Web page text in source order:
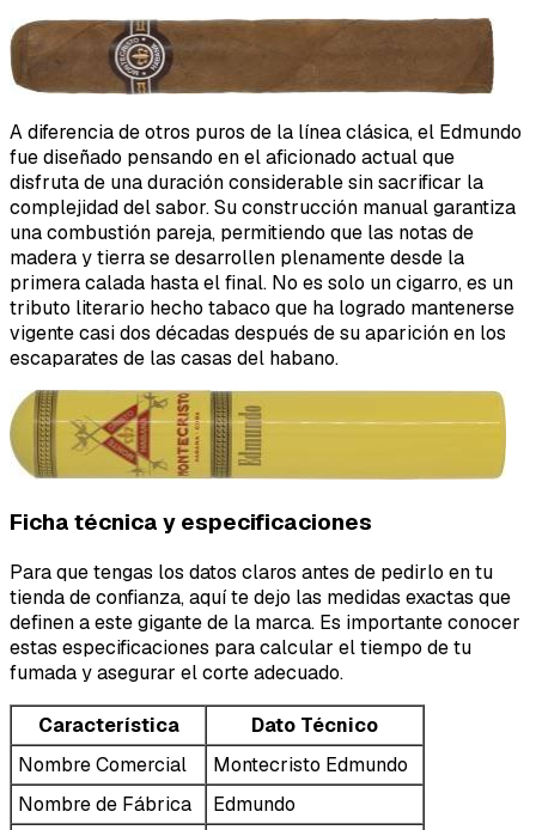
A diferencia de otros puros de la línea clásica, el Edmundo
fue diseñado pensando en el aficionado actual que
disfruta de una duración considerable sin sacrificar la
complejidad del sabor. Su construcción manual garantiza
una combustión pareja, permitiendo que las notas de
madera y tierra se desarrollen plenamente desde la
primera calada hasta el final. No es solo un cigarro, es un
tributo literario hecho tabaco que ha logrado mantenerse
vigente casi dos décadas después de su aparición en los
escaparates de las casas del habano.
Ficha técnica y especificaciones
Para que tengas los datos claros antes de pedirlo en tu
tienda de confianza, aquí te dejo las medidas exactas que
definen a este gigante de la marca. Es importante conocer
estas especificaciones para calcular el tiempo de tu
fumada y asegurar el corte adecuado.
Característica
Dato Técnico
Nombre Comercial
Montecristo Edmundo
Nombre de Fábrica
Edmundo